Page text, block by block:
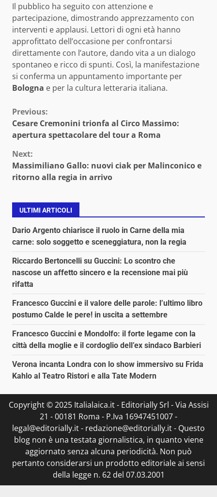
Il pubblico ha seguito con attenzione e
partecipazione, dimostrando apprezzamento con
interventi e applausi. Lettori di ogni età hanno
approfittato dell’occasione per confrontarsi
direttamente con l’autore, dando vita a un dialogo
spontaneo e ricco di spunti. Così, la manifestazione
si conferma un appuntamento importante per
Bologna e per la cultura letteraria italiana.
Continue
Reading
Previous:
Cesare Cremonini trionfa al Circo Massimo:
apertura spettacolare del tour a Roma
Next:
Massimiliano Gallo: nuovi ciak per Malinconico e
ritorno alla regia in arrivo
ULTIMI ARTICOLI
Dario Argento chiarisce il ruolo in Carne della mia
carne: solo soggetto e sceneggiatura, non la regia
Riccardo Bertoncelli su Guccini: Lo scontro che
nascose un affetto sincero e la recensione mai più
rifatta
Francesco Guccini e il valore delle parole: l’ultimo libro
postumo Calde le pere! in uscita a settembre
Francesco Guccini e Mondolfo: il forte legame con la
città della moglie e il cordoglio dell’ex sindaco Barbieri
Verona incanta Londra con lo show immersivo su Frida
Kahlo al Teatro Ristori e alla Tate Modern
Copyright © 2025 Italialaica.it - Editorially Srl - Via Assisi
21 - 00181 Roma - P.Iva 16947451007 -
legal@editorially.it - redazione@editorially.it - Questo
blog non è una testata giornalistica, in quanto viene
aggiornato senza alcuna periodicità. Non può
pertanto considerarsi un prodotto editoriale ai sensi
della legge n. 62 del 07.03.2001